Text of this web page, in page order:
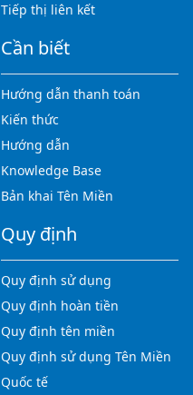
Tiếp thị liên kết
Cần biết
Hướng dẫn thanh toán
Kiến thức
Hướng dẫn
Knowledge Base
Bản khai Tên Miền
Quy định
Quy định sử dụng
Quy định hoàn tiền
Quy định tên miền
Quy định sử dụng Tên Miền
Quốc tế